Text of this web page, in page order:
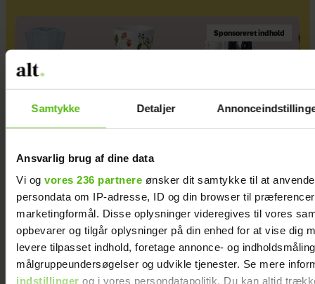
Samtykke Detaljer
Ansvarlig brug af dine data
Vi og vores 236 partnere ønsker dit samtykke til at
persondata om IP-adresse, ID og din browser til
marketingformål. Disse oplysninger videregives til vores
opbevarer og tilgår oplysninger på din enhed for at vise dig
levere tilpasset indhold, foretage annonce- og
målgruppeundersøgelser og udvikle tjenester. Se mere
indstillinger og i vores persondatapolitik. Du kan altid
Sponsoreret indhold
Din gaveguide til sæsonens vigtige fejringer